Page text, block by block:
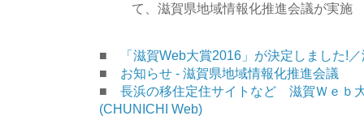
て、滋賀県地域情報化推進会議が実施
■
「滋賀Web大賞2016」が決定しました!
■
お知らせ - 滋賀県地域情報化推進会議
■ 長浜の移住定住サイトなど 滋賀Ｗｅｂ
(CHUNICHI Web)